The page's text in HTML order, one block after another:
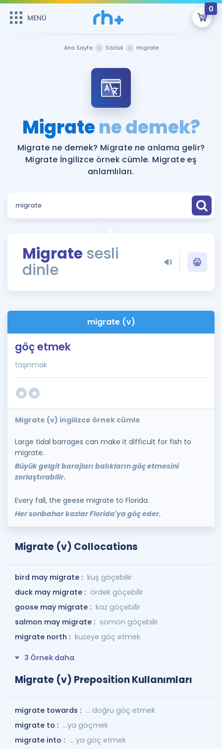
MENÜ
0
ÜYE DEĞİLİM
Sepetin Şu An Boş.
Remzi Hoca ile seni sınava hazırlayacak onlarca eğitim seni
bekliyor!
MENÜ
Katılımcı Görüşleri
Faydalı Araçlar
Sözlük
Rehberlik Aracı
ÖSYM Sınav Takvimi
İngilizce Gramer
Hakkımızda
Ana Sayfa Sözlük migrate
Migratene demek?
Migrate ne demek? Migrate ne anlama gelir?
Migrate İngilizce örnek cümle. Migrate eş
anlamlıları.
Migrate sesli
dinle
migrate (v)
göç etmek
taşınmak
Migrate (v) ingilizce örnek cümle
Large tidal barrages can make it difficult for fish to
migrate.
Büyük gelgit barajları balıkların göç etmesini
zorlaştırabilir.
Every fall, the geese migrate to Florida.
Her sonbahar kazlar Florida'ya göç eder.
Migrate (v) Collocations
bird may migrate : kuş göçebilir
duck may migrate : ördek göçebilir
goose may migrate : kaz göçebilir
salmon may migrate : somon göçebilir
migrate north : kuzeye göç etmek
3 Örnek daha
Migrate (v) Preposition Kullanımları
migrate towards : ... doğru göç etmek
migrate to : …ya göçmek
migrate into : ... ya göç etmek